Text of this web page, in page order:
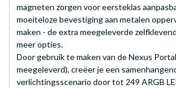
magneten zorgen voor eersteklas
moeiteloze bevestiging aan metalen
maken - de extra meegeleverde
meer opties.
Door gebruik te maken van de Nexus
meegeleverd), creëer je een
verlichtingsscenario door tot 249 ARGB